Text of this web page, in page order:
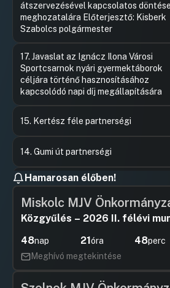
átszervezésével kapcsolatos
meghozatalára Előterjesztő: Kisberk
Szabolcs polgármester
17. Javaslat az Ignácz Ilona Városi
Sportcsarnok nyári gyermektáborok
céljára történő hasznosításához
kapcsolódó napi díj megállapítására
15. Kertész féle partnerségi
14. Gumi út partnerségi
HozzászólásokUgrás a
7. Javaslat a Magyar Máltai
beszámolójának elfogadására,
döntés a szolgáltatási hozzájárulás
Hozzászólások Ugrás a
6. Monori Tankerületi Központ
megtárgyalása intézményátszervezés
Hamarosan élőben!
Miskolc MJV
Közgyűlés – 2026 II. félévi
48nap 21óra 48perc
Meghívó megtekintése